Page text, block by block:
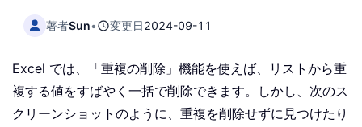
著者Sun• 変更日2024-09-11
Excel では、「重複の削除」機能を使えば、リストから重
複する値をすばやく一括で削除できます。しかし、次のス
クリーンショットのように、重複を削除せずに見つけたり